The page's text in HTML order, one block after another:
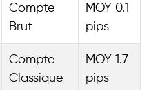
Compte
Brut
MOY 0.1
pips
Compte
Classique
MOY 1.7
pips